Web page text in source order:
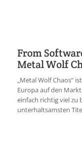
From
Metal Wolf
„Metal Wolf Chaos“
Europa auf den
einfach richtig viel zu
unterhaltsamsten